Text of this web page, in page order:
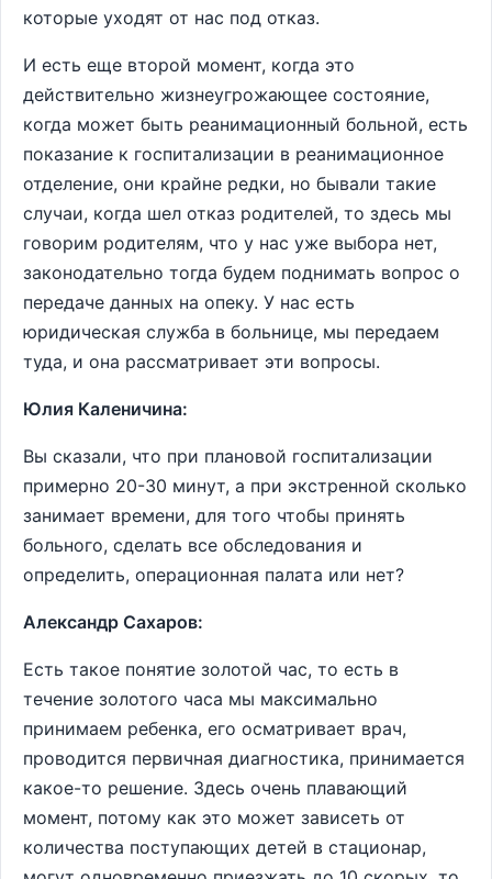
которые уходят от нас под отказ.
И есть еще второй момент, когда это
действительно жизнеугрожающее состояние,
когда может быть реанимационный больной, есть
показание к госпитализации в реанимационное
отделение, они крайне редки, но бывали такие
случаи, когда шел отказ родителей, то здесь мы
говорим родителям, что у нас уже выбора нет,
законодательно тогда будем поднимать вопрос о
передаче данных на опеку. У нас есть
юридическая служба в больнице, мы передаем
туда, и она рассматривает эти вопросы.
Юлия Каленичина:
Вы сказали, что при плановой госпитализации
примерно 20-30 минут, а при экстренной сколько
занимает времени, для того чтобы принять
больного, сделать все обследования и
определить, операционная палата или нет?
Александр Сахаров:
Есть такое понятие золотой час, то есть в
течение золотого часа мы максимально
принимаем ребенка, его осматривает врач,
проводится первичная диагностика, принимается
какое-то решение. Здесь очень плавающий
момент, потому как это может зависеть от
количества поступающих детей в стационар,